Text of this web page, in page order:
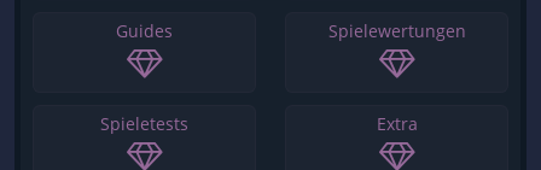
Guides Spielewertungen
Spieletests Extra